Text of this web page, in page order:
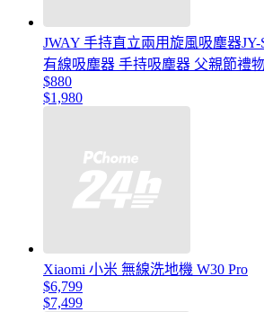
JWAY 手持直立兩用旋風吸塵器
有線吸塵器 手持吸塵器 父親節禮
$880
$1,980
Xiaomi 小米 無線洗地機 W30 Pro
$6,799
$7,499